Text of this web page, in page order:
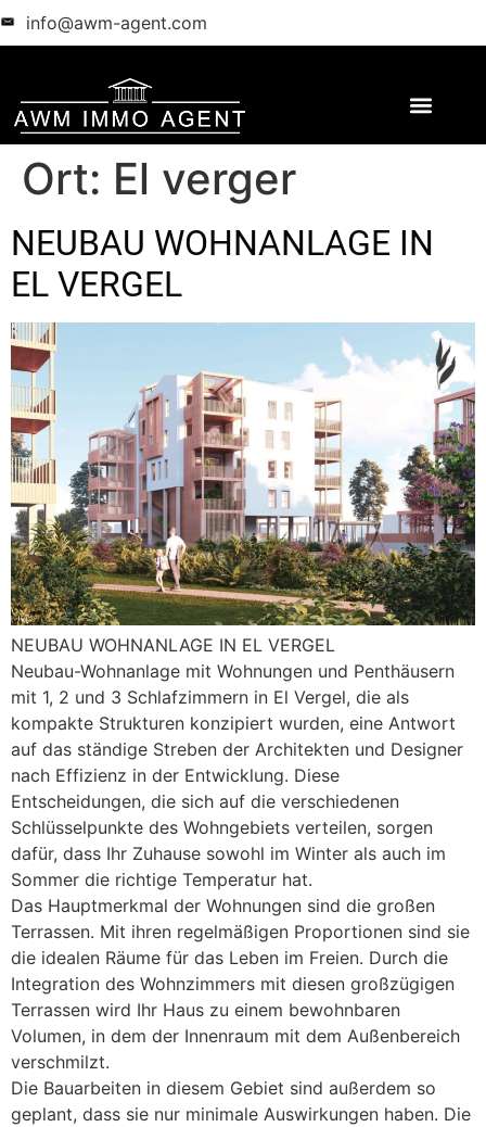
info@awm-agent.com
Ort: El verger
NEUBAU WOHNANLAGE IN
EL VERGEL
NEUBAU WOHNANLAGE IN EL VERGEL
Neubau-Wohnanlage mit Wohnungen und Penthäusern
mit 1, 2 und 3 Schlafzimmern in El Vergel, die als
kompakte Strukturen konzipiert wurden, eine Antwort
auf das ständige Streben der Architekten und Designer
nach Effizienz in der Entwicklung. Diese
Entscheidungen, die sich auf die verschiedenen
Schlüsselpunkte des Wohngebiets verteilen, sorgen
dafür, dass Ihr Zuhause sowohl im Winter als auch im
Sommer die richtige Temperatur hat.
Das Hauptmerkmal der Wohnungen sind die großen
Terrassen. Mit ihren regelmäßigen Proportionen sind sie
die idealen Räume für das Leben im Freien. Durch die
Integration des Wohnzimmers mit diesen großzügigen
Terrassen wird Ihr Haus zu einem bewohnbaren
Volumen, in dem der Innenraum mit dem Außenbereich
verschmilzt.
Die Bauarbeiten in diesem Gebiet sind außerdem so
geplant, dass sie nur minimale Auswirkungen haben. Die